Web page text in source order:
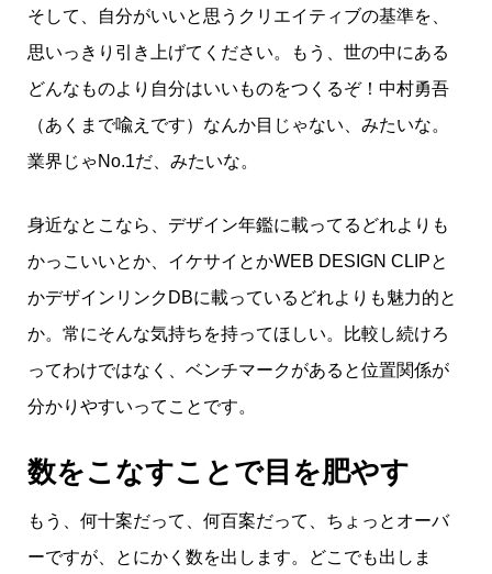
そして、自分がいいと思うクリエイティブの基準を、
思いっきり引き上げてください。もう、世の中にある
どんなものより自分はいいものをつくるぞ！中村勇吾
（あくまで喩えです）なんか目じゃない、みたいな。
業界じゃNo.1だ、みたいな。
身近なとこなら、デザイン年鑑に載ってるどれよりも
かっこいいとか、イケサイとかWEB DESIGN CLIPと
かデザインリンクDBに載っているどれよりも魅力的と
か。常にそんな気持ちを持ってほしい。比較し続けろ
ってわけではなく、ベンチマークがあると位置関係が
分かりやすいってことです。
数をこなすことで目を肥やす
もう、何十案だって、何百案だって、ちょっとオーバ
ーですが、とにかく数を出します。どこでも出しま